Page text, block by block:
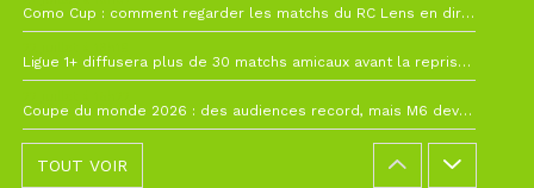
Como Cup : comment regarder les matchs du RC Lens en direct ?
Ligue 1+ diffusera plus de 30 matchs amicaux avant la reprise de la Ligue 1
Coupe du monde 2026 : des audiences record, mais M6 devrait perdre très gros !
TOUT VOIR